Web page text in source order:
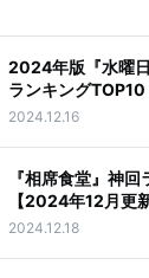
2024年版『水曜
ランキングTOP10
2024.12.16
『相席食堂』神
【2024年12月更新
2024.12.18